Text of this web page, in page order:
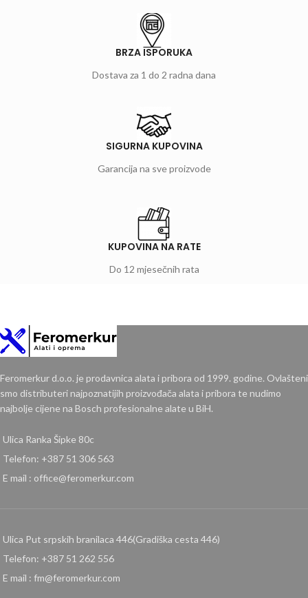
BRZA ISPORUKA
Dostava za 1 do 2 radna dana
SIGURNA KUPOVINA
Garancija na sve proizvode
KUPOVINA NA RATE
Do 12 mjesečnih rata
Feromerkur d.o.o. je prodavnica alata i pribora od 1999. godine. Ovlašteni
smo distributeri najpoznatijih proizvođača alata i pribora te nudimo
najbolje cijene na Bosch profesionalne alate u BiH.
Ulica Ranka Šipke 80c
Telefon: +387 51 306 563
E mail : office@feromerkur.com
Ulica Put srpskih branilaca 446(Gradiška cesta 446)
Telefon: +387 51 262 556
E mail : fm@feromerkur.com